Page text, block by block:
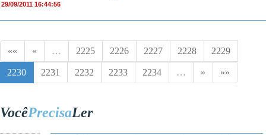
29/09/2011 16:44:56
«« « … 2225 2226 2227 2228 2229
2230 2231 2232 2233 2234 … » »»
VocêPrecisaLer